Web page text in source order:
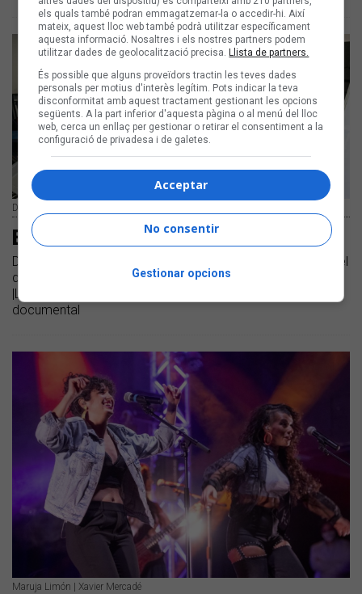
Dorigen | Arxiu
El rock del metge i dels pacients
Dorigen presenta 'La simfonia dels herois' amb pacients del
doctor Andreu Gabarrós, amb un concert amb convidats
|La mateixa nit es culminarà l'enregistrament d'un
documental
Maruja Limón | Xavier Mercadé
els quals també podran emmagatzemar-la o accedir-hi. Així
mateix, aquest lloc web també podrà utilitzar específicament
aquesta informació. Nosaltres i els nostres partners podem
utilitzar dades de geolocalització precisa. Llista de partners.
És possible que alguns proveïdors tractin les teves dades
personals per motius d'interès legítim. Pots indicar la teva
disconformitat amb aquest tractament gestionant les opcions
següents. A la part inferior d'aquesta pàgina o al menú del lloc
web, cerca un enllaç per gestionar o retirar el consentiment a la
configuració de privadesa i de galetes.
Acceptar
No consentir
Gestionar opcions